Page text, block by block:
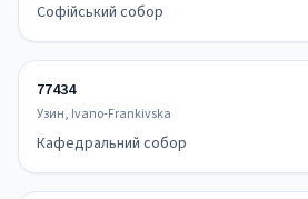
Софійський собор
77434
Узин, Ivano-Frankivska
Кафедральний собор